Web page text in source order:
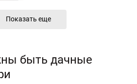
Показать еще
быть дачные